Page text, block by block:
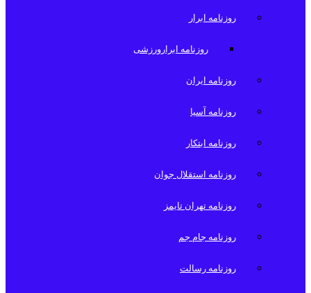
روزنامه ابرار
روزنامه ابرارورزشی
روزنامه ایران
روزنامه آسیا
روزنامه ابتکار
روزنامه استقلال جوان
روزنامه تهران تایمز
روزنامه جام جم
روزنامه رسالت